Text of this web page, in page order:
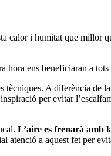
calor i humitat que millor
hora ens beneficiaran a tots
tècniques. A diferència de
per evitar
L’aire es frenarà amb
atenció a aquest fet per